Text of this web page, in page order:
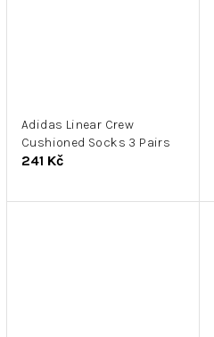
Adidas Linear Crew
Cushioned Socks 3 Pairs
241 Kč